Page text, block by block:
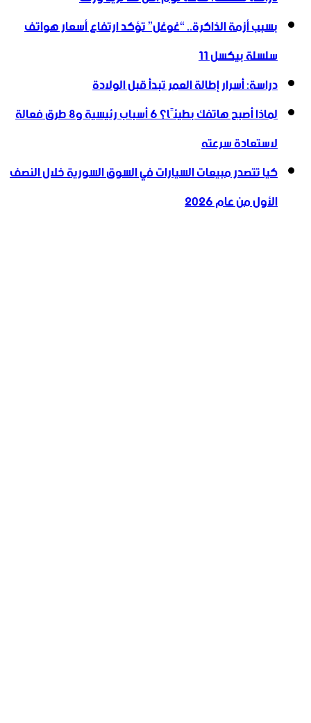
بسبب أزمة الذاكرة.. “غوغل” تؤكد ارتفاع أسعار هواتف
سلسلة بيكسل 11
دراسة: أسرار إطالة العمر تبدأ قبل الولادة
لماذا أصبح هاتفك بطيئًا؟ 6 أسباب رئيسية و8 طرق فعالة
لاستعادة سرعته
كيا تتصدر مبيعات السيارات في السوق السورية خلال النصف
الأول من عام 2026